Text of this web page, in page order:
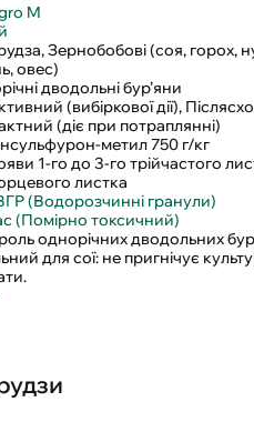
M
Зернобобові (соя, горох,
овес)
дводольні бур’яни
(вибіркової дії),
(діє при потраплянні)
метил 750 г/кг
1-го до 3-го трійчастого
листка
(Водорозчинні гранули)
(Помірно токсичний)
однорічних дводольних
для сої: не пригнічує